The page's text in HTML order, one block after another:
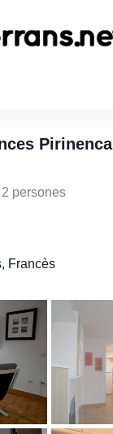
Pirinenca
2 persones
Francès